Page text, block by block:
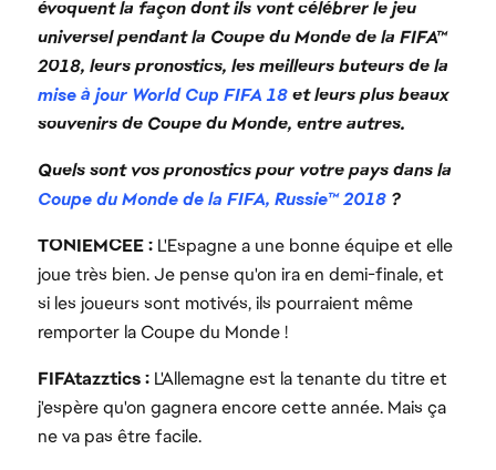
évoquent la façon dont ils vont célébrer le jeu
universel pendant la Coupe du Monde de la FIFA™
2018, leurs pronostics, les meilleurs buteurs de la
mise à jour World Cup FIFA 18et leurs plus beaux
souvenirs de Coupe du Monde, entre autres.
Quels sont vos pronostics pour votre pays dans la
Coupe du Monde de la FIFA, Russie™ 2018?
TONIEMCEE :L'Espagne a une bonne équipe et elle
joue très bien. Je pense qu'on ira en demi-finale, et
si les joueurs sont motivés, ils pourraient même
remporter la Coupe du Monde !
FIFAtazztics :L'Allemagne est la tenante du titre et
j'espère qu'on gagnera encore cette année. Mais ça
ne va pas être facile.